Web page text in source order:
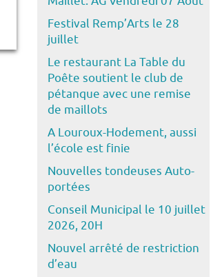
Festival Remp’Arts le 28
juillet
Le restaurant La Table du
Poête soutient le club de
pétanque avec une remise
de maillots
A Louroux-Hodement, aussi
l’école est finie
Nouvelles tondeuses Auto-
portées
Conseil Municipal le 10 juillet
2026, 20H
Nouvel arrêté de restriction
d’eau